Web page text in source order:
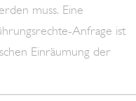
muss. Eine
Anfrage ist
Einräumung der